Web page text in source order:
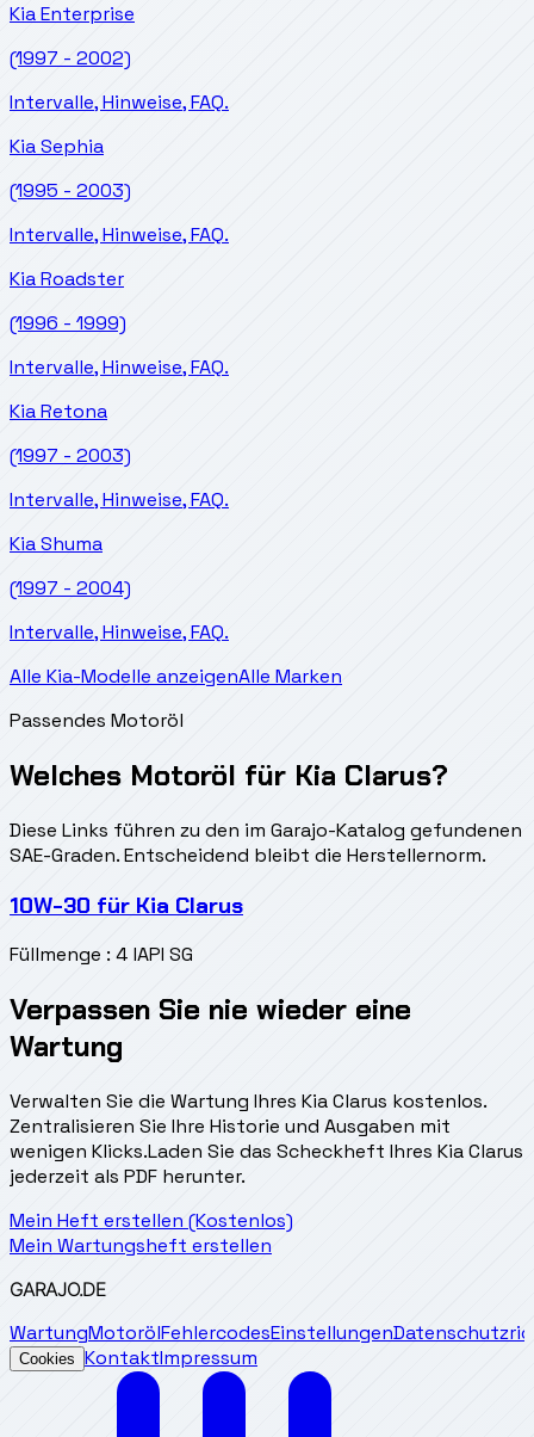
KiaEnterprise
(1997 - 2002)
Intervalle, Hinweise, FAQ.
KiaSephia
(1995 - 2003)
Intervalle, Hinweise, FAQ.
KiaRoadster
(1996 - 1999)
Intervalle, Hinweise, FAQ.
KiaRetona
(1997 - 2003)
Intervalle, Hinweise, FAQ.
KiaShuma
(1997 - 2004)
Intervalle, Hinweise, FAQ.
Alle Kia-Modelle anzeigenAlle Marken
Passendes Motoröl
Welches Motoröl für Kia Clarus?
Diese Links führen zu den im Garajo-Katalog gefundenen
SAE-Graden. Entscheidend bleibt die Herstellernorm.
10W-30 für Kia Clarus
Füllmenge : 4 lAPI SG
Verpassen Sie nie wieder eine
Wartung
Verwalten Sie die Wartung Ihres Kia Clarus kostenlos.
Zentralisieren Sie Ihre Historie und Ausgaben mit
wenigen Klicks.Laden Sie das Scheckheft Ihres Kia Clarus
jederzeit als PDF herunter.
Mein Heft erstellen (Kostenlos)
Mein Wartungsheft erstellen
GARAJO.DE
WartungMotorölFehlercodesEinstellungen
Cookies KontaktImpressum